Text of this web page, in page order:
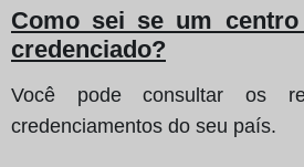
Como sei se um
credenciado?
Você pode consultar os
credenciamentos do seu país.